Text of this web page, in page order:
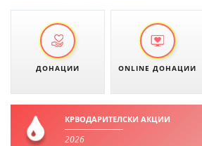
ДОНАЦИИ ONLINE ДОНАЦИИ
КРВОДАРИТЕЛСКИ АКЦИИ
2026